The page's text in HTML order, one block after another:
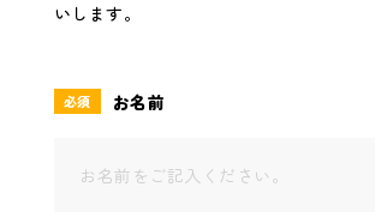
いします。
必須 お名前
078-771-3628